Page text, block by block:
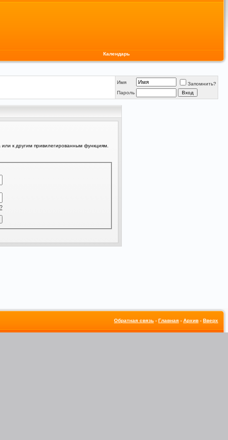
Календарь
Имя
Запомнить?
Пароль
к другим привилегированным функциям.
Обратная связь - Главная - Архив - Вверх